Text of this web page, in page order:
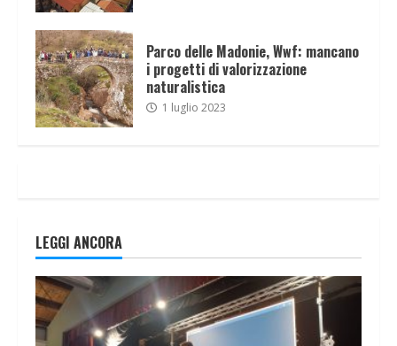
Parco delle Madonie, Wwf: mancano
i progetti di valorizzazione
naturalistica
1 luglio 2023
LEGGI ANCORA